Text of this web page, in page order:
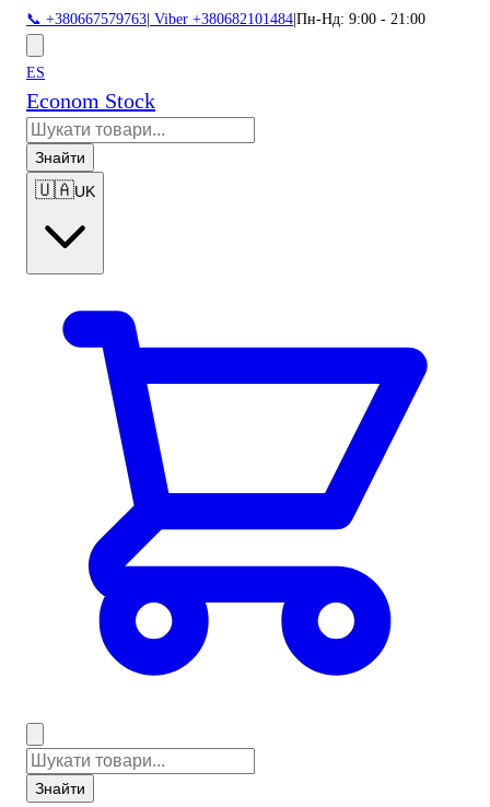
📞 +380667579763 Viber +380682101484 Пн-Нд: 9:00 - 21:00
ES
Econom Stock
Знайти
🇺🇦UK
Знайти